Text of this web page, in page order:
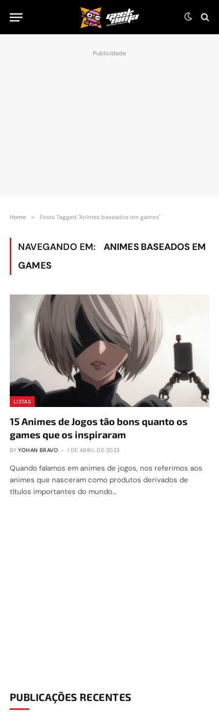
Publicidade
Home » Posts Tagged "Animes baseados em games"
NAVEGANDO EM:
ANIMES BASEADOS EM
GAMES
LISTAS
15 Animes de Jogos tão bons quanto os
games que os inspiraram
BY YOHAN BRAVO 1 DE ABRIL DE 2023
Quando falamos em animes de jogos, nos referimos aos
animes que nasceram como produtos derivados de
títulos importantes do mundo…
PUBLICAÇÕES RECENTES